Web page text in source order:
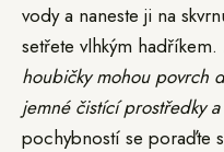
vody a naneste ji na
setřete vlhkým hadříkem.
houbičky mohou povrch
jemné čistící prostředky
pochybností se poraďte